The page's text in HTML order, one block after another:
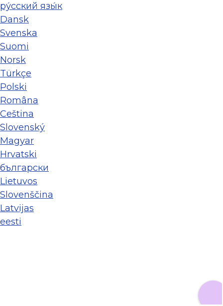
ру́сский язы́к
Dansk
Svenska
Suomi
Norsk
Türkçe
Polski
Româna
Ceština
Slovenský
Magyar
Hrvatski
български
Lietuvos
Slovenščina
Latvijas
eesti